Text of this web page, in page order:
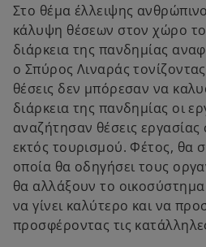
Στο θέμα έλλειψης
κάλυψη θέσεων στον χώρο
διάρκεια της πανδημίας
ο Σπύρος Λιναράς
θέσεις δεν μπόρεσαν να
διάρκεια της πανδημίας οι
αναζήτησαν θέσεις εργασίας
εκτός τουρισμού. Φέτος, θα
οποία θα οδηγήσει τους
θα αλλάξουν το
να γίνει καλύτερο και να
προσφέροντας τις